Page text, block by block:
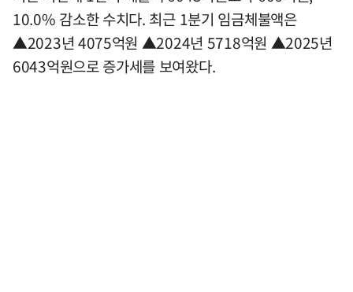
10.0% 감소한 수치다. 최근 1분기 임금체불액은
▲2023년 4075억원 ▲2024년 5718억원 ▲2025년
6043억원으로 증가세를 보여왔다.